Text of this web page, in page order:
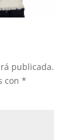
publicada.
con *